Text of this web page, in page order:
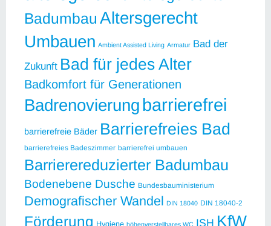
Badumbau Altersgerecht
Umbauen Ambient Assisted Living Armatur Bad der
Zukunft Bad für jedes Alter
Badkomfort für Generationen
Badrenovierung barrierefrei
barrierefreie Bäder Barrierefreies Bad
barrierefreies Badeszimmer barrierefrei umbauen
Barrierereduzierter Badumbau
Bodenebene Dusche Bundesbauministerium
Demografischer Wandel DIN 18040 DIN 18040-2
Förderung Hygiene höhenverstellbares WC ISH KfW